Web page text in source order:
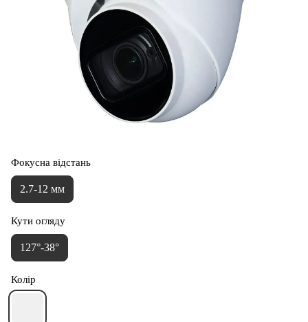
Фокусна відстань
2.7-12 мм
Кути огляду
127°-38°
Колір